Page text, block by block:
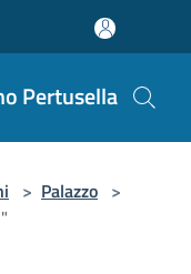
Pertusella
> Palazzo >